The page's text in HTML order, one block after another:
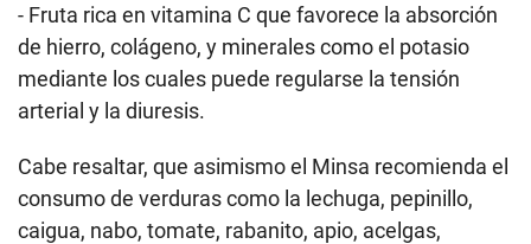
- Fruta rica en vitamina C que favorece la absorción
de hierro, colágeno, y minerales como el potasio
mediante los cuales puede regularse la tensión
arterial y la diuresis.
Cabe resaltar, que asimismo el Minsa recomienda el
consumo de verduras como la lechuga, pepinillo,
caigua, nabo, tomate, rabanito, apio, acelgas,